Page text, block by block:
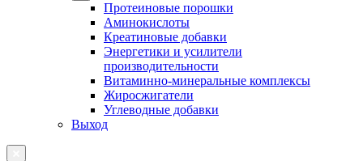
Протеиновые порошки
Аминокислоты
Креатиновые добавки
Энергетики и усилители
производительности
Витаминно-минеральные комплексы
Жиросжигатели
Углеводные добавки
Выход